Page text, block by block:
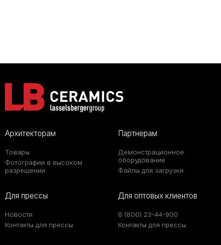
Архитекторам
Товары
Фотографии в высоком
разрешении
Партнерам
Демонстрационное
оборудование
Файлы для загрузки
Для прессы
Новости
Контакты для прессы
Для оптовых клиентов
8 (800) 23-44-900
Контакты для прессы